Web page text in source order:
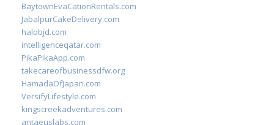
BaytownEvaCationRentals.com
JabalpurCakeDelivery.com
halobjd.com
intelligenceqatar.com
PikaPikaApp.com
takecareofbusinessdfw.org
HamadaOfJapan.com
VersifyLifestyle.com
kingscreekadventures.com
antaeuslabs.com